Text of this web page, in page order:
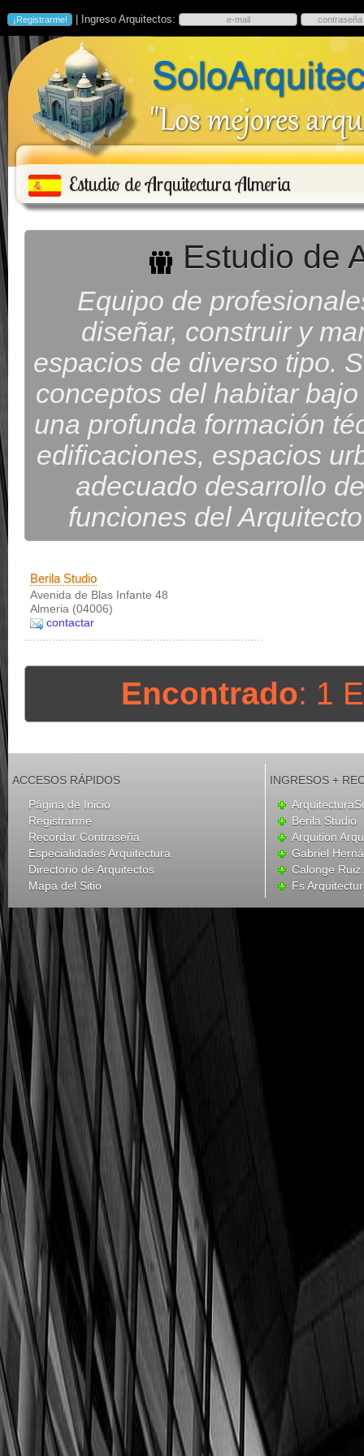
| Ingreso Arquitectos:
Estudio de Arquitectura Almeria
Estudio de
Equipo de
diseñar, construir y
espacios de diverso tipo.
conceptos del habitar
una profunda formación
edificaciones, espacios
adecuado desarrollo
funciones del
Berila Studio
Avenida de Blas Infante 48
Almeria (04006)
contactar
Encontrado: 1
ACCESOS RÁPIDOS
Página de Inicio
Registrarme
Recordar Contraseña
Especialidades Arquitectura
Directorio de Arquitectos
Mapa del Sitio
INGRESOS +
Berila Studio
Arquition
Gabriel
Calonge Ruiz
Fs